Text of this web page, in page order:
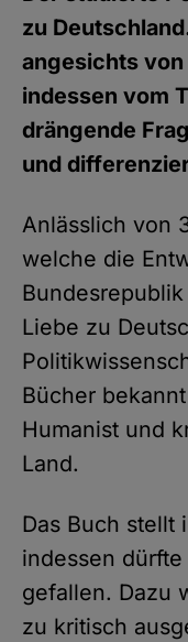
zu
angesichts
indessen vom
drängende
und
Anlässlich von
welche die
Liebe zu
Bücher
Humanist und
Land.
Das Buch stellt
indessen
gefallen. Dazu
zu kritisch